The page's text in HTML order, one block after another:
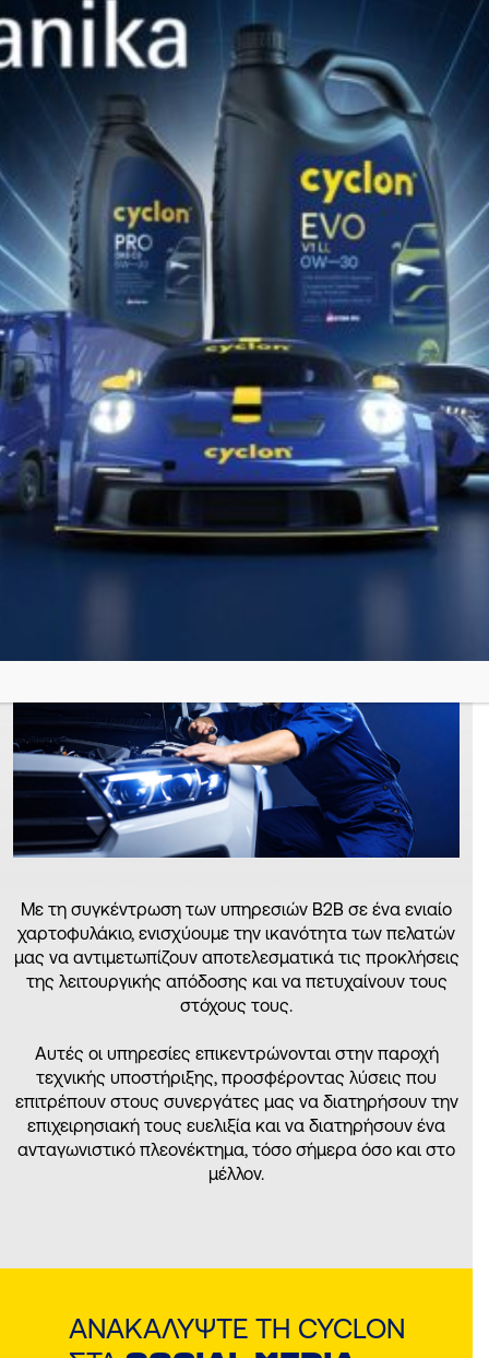
ολοκληρωμένη υποστήριξη. Παρέχουμε επώνυμα
προωθητικά μέσα, όπως banners, φυλλάδια, δείγματα
προϊόντων και ειδικά stands προβολής, που ενισχύουν
την εικόνα και την παρουσία σας στον χώρο.
Παράλληλα, διαθέτουμε τεχνικούς οδηγούς και
εκπαιδευτικό υλικό, εξοπλίζοντας την ομάδα σας με τις
γνώσεις και τις δεξιότητες που απαιτούνται για την
άριστη εξυπηρέτηση και τεχνική υποστήριξη προς
τους πελάτες σας.
Με τη στήριξη της Cyclon, ενισχύετε την εμπιστοσύνη
των πελατών, αυξάνετε τις πωλήσεις σας και
ξεχωρίζετε ως αξιόπιστος συνεργάτης στον τομέα των
λιπαντικών και βιομηχανικών υγρών υψηλής ποιότητας.
ΤΕΧΝΙΚΕΣ ΥΠΗΡΕΣΙΕΣ
Με τη συγκέντρωση των υπηρεσιών B2B σε ένα ενιαίο
χαρτοφυλάκιο, ενισχύουμε την ικανότητα των πελατών
μας να αντιμετωπίζουν αποτελεσματικά τις προκλήσεις
της λειτουργικής απόδοσης και να πετυχαίνουν τους
στόχους τους.
Αυτές οι υπηρεσίες επικεντρώνονται στην παροχή
τεχνικής υποστήριξης, προσφέροντας λύσεις που
επιτρέπουν στους συνεργάτες μας να διατηρήσουν την
επιχειρησιακή τους ευελιξία και να διατηρήσουν ένα
ανταγωνιστικό πλεονέκτημα, τόσο σήμερα όσο και στο
μέλλον.
ΑΝΑΚΑΛΎΨΤΕ ΤΗ CYCLON